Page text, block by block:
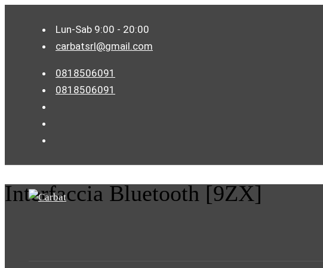
Lun-Sab 9:00 - 20:00
carbatsrl@gmail.com
0818506091
0818506091
Interfaccia Bluetooth [9ZX]